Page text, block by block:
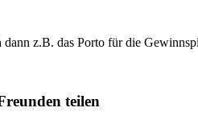
z.B. das Porto für die
teilen